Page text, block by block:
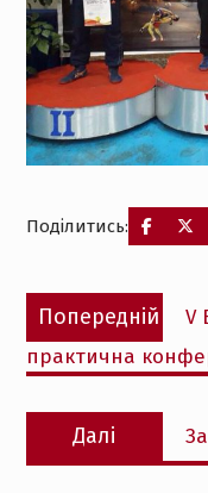
Поділитись:
Навігація
записів
Попередній
V
практична
Далі